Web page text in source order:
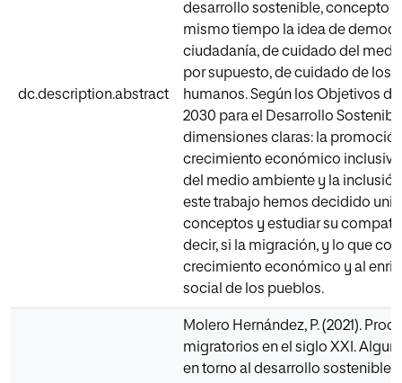
dc.description.abstract
desarrollo sostenible, concepto
mismo tiempo la idea de
ciudadanía, de cuidado del
por supuesto, de cuidado de los
humanos. Según los Objetivos
2030 para el Desarrollo
dimensiones claras: la
crecimiento económico
del medio ambiente y la inclusión
este trabajo hemos decidido unir
conceptos y estudiar su
decir, si la migración, y lo que
crecimiento económico y al
social de los pueblos.
Molero Hernández, P. (2021).
migratorios en el siglo XXI.
en torno al desarrollo sostenible